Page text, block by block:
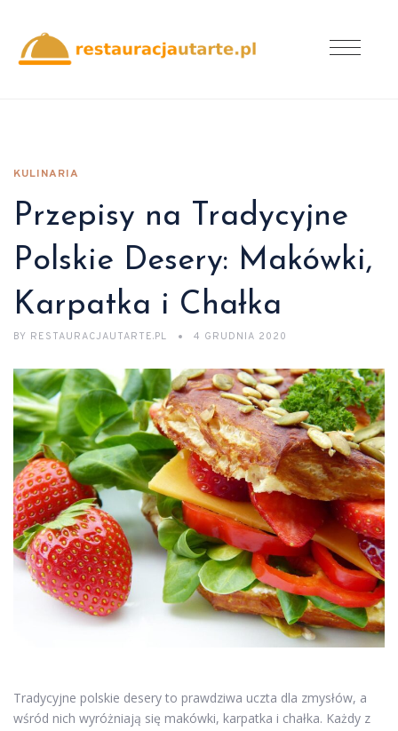
KULINARIA
Przepisy na Tradycyjne
Polskie Desery: Makówki,
Karpatka i Chałka
BY RESTAURACJAUTARTE.PL 4 GRUDNIA 2020
Tradycyjne polskie desery to prawdziwa uczta dla zmysłów, a
wśród nich wyróżniają się makówki, karpatka i chałka. Każdy z